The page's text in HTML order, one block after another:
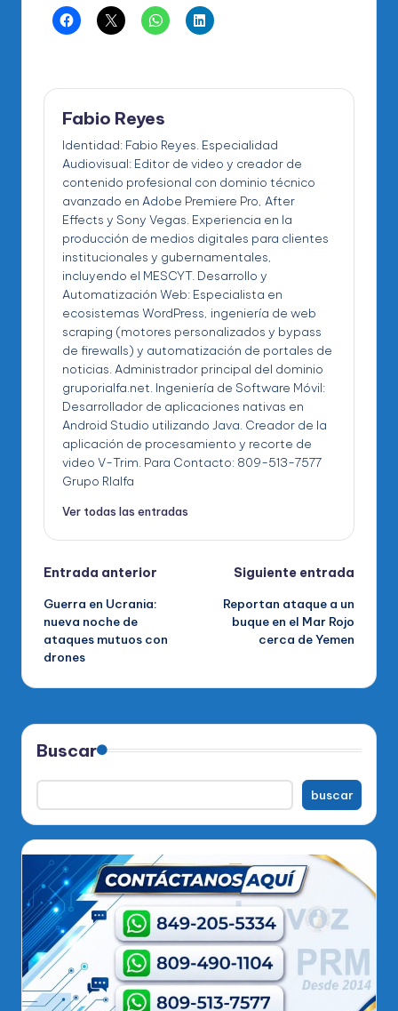
Fabio Reyes
Identidad: Fabio Reyes. Especialidad
Audiovisual: Editor de video y creador de
contenido profesional con dominio técnico
avanzado en Adobe Premiere Pro, After
Effects y Sony Vegas. Experiencia en la
producción de medios digitales para clientes
institucionales y gubernamentales,
incluyendo el MESCYT. Desarrollo y
Automatización Web: Especialista en
ecosistemas WordPress, ingeniería de web
scraping (motores personalizados y bypass
de firewalls) y automatización de portales de
noticias. Administrador principal del dominio
gruporialfa.net. Ingeniería de Software Móvil:
Desarrollador de aplicaciones nativas en
Android Studio utilizando Java. Creador de la
aplicación de procesamiento y recorte de
video V-Trim. Para Contacto: 809-513-7577
Grupo RIalfa
Ver todas las entradas
Navegación
de
entradas
Entrada anterior
Guerra en Ucrania:
nueva noche de
ataques mutuos con
drones
Siguiente entrada
Reportan ataque a un
buque en el Mar Rojo
cerca de Yemen
Buscar
buscar